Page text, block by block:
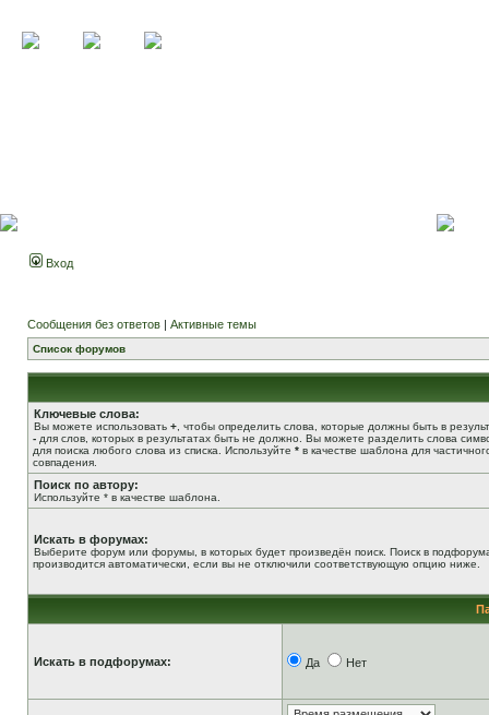
Вход
Сообщения без ответов | Активные темы
Список форумов
Ключевые слова:
Вы можете использовать + , чтобы определить слова, которые должны быть в
- для слов, которых в результатах быть не должно. Вы можете разделить слова
для поиска любого слова из списка. Используйте * в качестве шаблона для
совпадения.
Поиск по автору:
Используйте * в качестве шаблона.
Искать в форумах:
Выберите форум или форумы, в которых будет произведён поиск. Поиск в
производится автоматически, если вы не отключили соответствующую опцию ниже.
Искать в подфорумах: Да Нет